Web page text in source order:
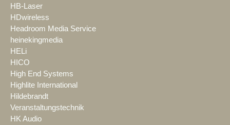
HB-Laser
HDwireless
Headroom Media Service
heinekingmedia
HELi
HICO
High End Systems
Highlite International
Hildebrandt
Veranstaltungstechnik
HK Audio